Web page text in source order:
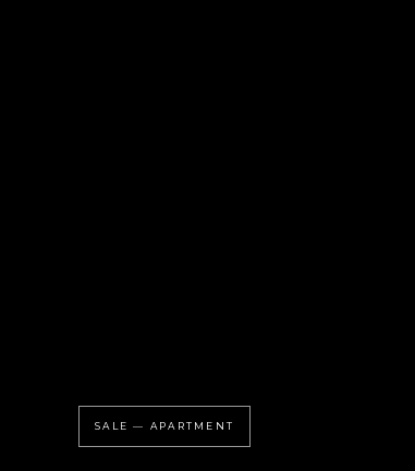
SALE — APARTMENT